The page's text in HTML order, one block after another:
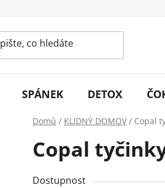
SPÁNEK DETOX
Domů / KLIDNÝ DOMOV / Copal
Copal
Dostupnost